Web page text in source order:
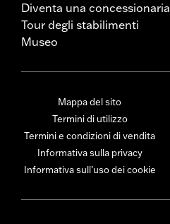
Diventa una concessionaria
Tour degli stabilimenti
Museo
Mappa del sito
Termini di utilizzo
Termini e condizioni di vendita
Informativa sulla privacy
Informativa sull’uso dei cookie